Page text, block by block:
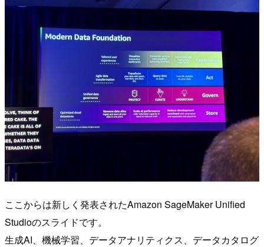
ここからは新しく発表されたAmazon SageMaker Unified
Studioのスライドです。
生成AI、機械学習、データアナリティクス、データカタログ